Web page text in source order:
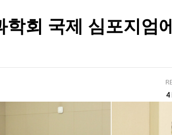
회 국제 심포지엄
4